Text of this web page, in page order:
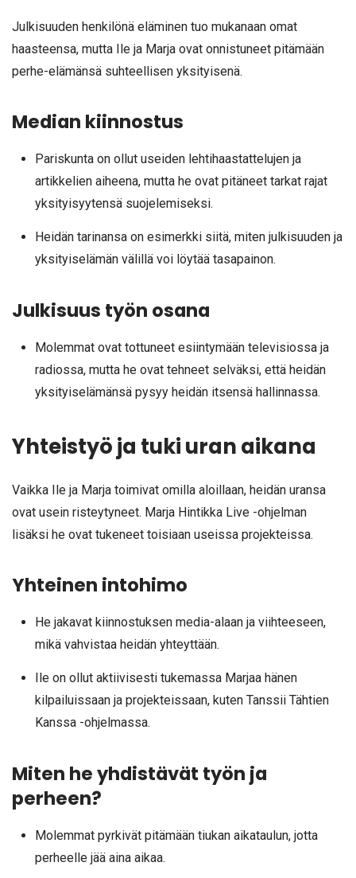
Julkisuuden henkilönä eläminen tuo mukanaan omat
haasteensa, mutta Ile ja Marja ovat onnistuneet pitämään
perhe-elämänsä suhteellisen yksityisenä.
Median kiinnostus
Pariskunta on ollut useiden lehtihaastattelujen ja
artikkelien aiheena, mutta he ovat pitäneet tarkat rajat
yksityisyytensä suojelemiseksi.
Heidän tarinansa on esimerkki siitä, miten julkisuuden ja
yksityiselämän välillä voi löytää tasapainon.
Julkisuus työn osana
Molemmat ovat tottuneet esiintymään televisiossa ja
radiossa, mutta he ovat tehneet selväksi, että heidän
yksityiselämänsä pysyy heidän itsensä hallinnassa.
Yhteistyö ja tuki uran aikana
Vaikka Ile ja Marja toimivat omilla aloillaan, heidän uransa
ovat usein risteytyneet. Marja Hintikka Live -ohjelman
lisäksi he ovat tukeneet toisiaan useissa projekteissa.
Yhteinen intohimo
He jakavat kiinnostuksen media-alaan ja viihteeseen,
mikä vahvistaa heidän yhteyttään.
Ile on ollut aktiivisesti tukemassa Marjaa hänen
kilpailuissaan ja projekteissaan, kuten Tanssii Tähtien
Kanssa -ohjelmassa.
Miten he yhdistävät työn ja
perheen?
Molemmat pyrkivät pitämään tiukan aikataulun, jotta
perheelle jää aina aikaa.